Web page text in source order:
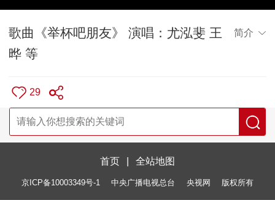
歌曲《举杯吧朋友》 演唱：尤泓斐 王
晔 等
简介
29
首页 全站地图
京ICP备10003349号-1 中央广播电视总台 央视网 版权所有